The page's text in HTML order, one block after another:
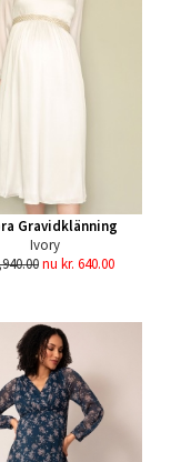
Gravidklänning
Ivory
nu kr. 640.00